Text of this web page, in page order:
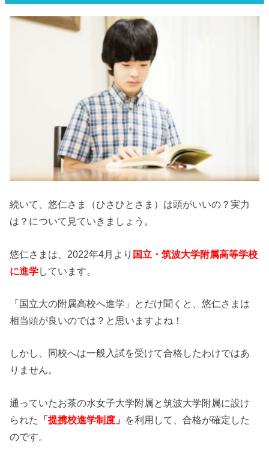
続いて、悠仁さま（ひさひとさま）は頭がいいの？実力
は？について見ていきましょう。
悠仁さまは、2022年4月より 国立・筑波大学附属高等学校
に進学しています。
「国立大の附属高校へ進学」とだけ聞くと、悠仁さまは
相当頭が良いのでは？と思いますよね！
しかし、同校へは一般入試を受けて合格したわけではあ
りません。
通っていたお茶の水女子大学附属と筑波大学附属に設け
られた
「提携校進学制度」 を利用して、合格が確定した
のです。